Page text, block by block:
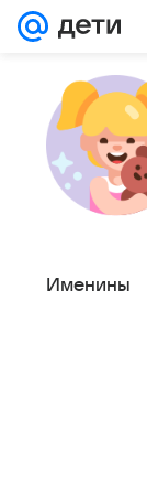
Именины